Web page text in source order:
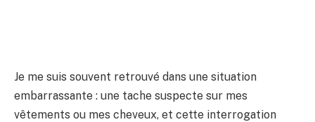
Je me suis souvent retrouvé dans une situation
embarrassante : une tache suspecte sur mes
vêtements ou mes cheveux, et cette interrogation